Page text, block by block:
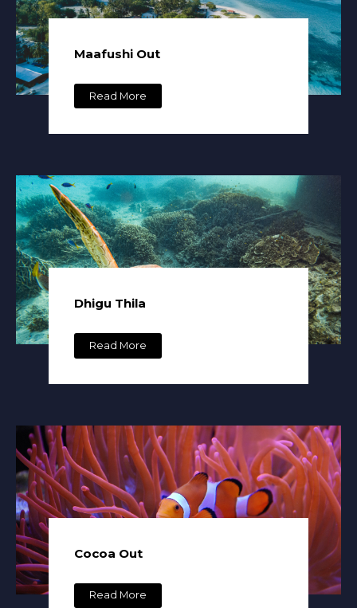
Maafushi Out
Read More
Dhigu Thila
Read More
Cocoa Out
Read More